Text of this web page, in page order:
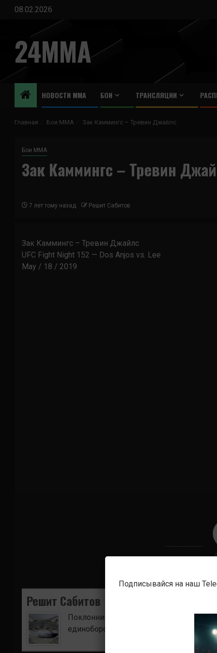
Перейти
содержимому
08.02.2026
24MMA
НОВОСТИ ММА БОИ ТРАНСЛЯЦИИ
Главная Бои ММА Зак Каммингс – Тревин Джайлс
Бои ММА
Зак Каммингс – Тревин
7 лет тому назад Решит Сабитов
Зак Каммингс – Тревин Джайлс
UFC Fight Night 152 — Dos Anjos vs. Lee
May / 18 / 2019
Решит Сабитов
Поклонник боевых искусств. Ищу для
единоборств.
Подписывайся на наш